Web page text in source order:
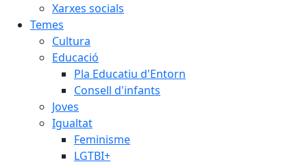
Xarxes socials
Temes
Cultura
Educació
Pla Educatiu d'Entorn
Consell d'infants
Joves
Igualtat
Feminisme
LGTBI+